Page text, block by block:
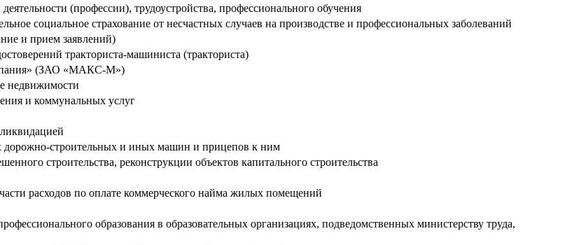
(профессии), трудоустройства, профессионального обучения
социальное страхование от несчастных случаев на производстве и профессиональных заболеваний
и прием заявлений)
тракториста-машиниста (тракториста)
(ЗАО «МАКС-М»)
недвижимости
и коммунальных услуг
дорожно-строительных и иных машин и прицепов к ним
строительства, реконструкции объектов капитального строительства
расходов по оплате коммерческого найма жилых помещений
образования в образовательных организациях, подведомственных министерству труда,